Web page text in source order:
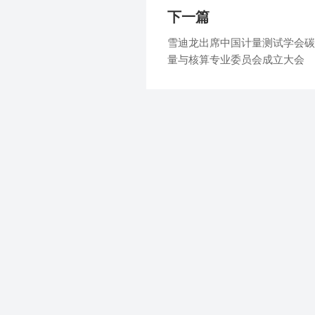
下一篇
雪迪龙出席中国计量测试学会
量与核算专业委员会成立大会